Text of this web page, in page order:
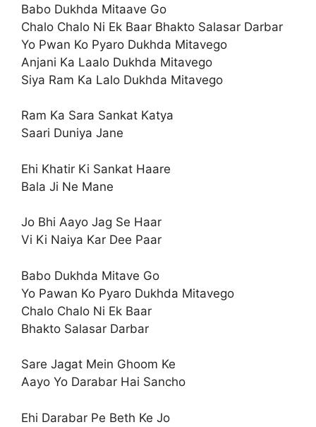
Babo Dukhda Mitaave Go
Chalo Chalo Ni Ek Baar Bhakto Salasar Darbar
Yo Pwan Ko Pyaro Dukhda Mitavego
Anjani Ka Laalo Dukhda Mitavego
Siya Ram Ka Lalo Dukhda Mitavego
Ram Ka Sara Sankat Katya
Saari Duniya Jane
Ehi Khatir Ki Sankat Haare
Bala Ji Ne Mane
Jo Bhi Aayo Jag Se Haar
Vi Ki Naiya Kar Dee Paar
Babo Dukhda Mitave Go
Yo Pawan Ko Pyaro Dukhda Mitavego
Chalo Chalo Ni Ek Baar
Bhakto Salasar Darbar
Sare Jagat Mein Ghoom Ke
Aayo Yo Darabar Hai Sancho
Ehi Darabar Pe Beth Ke Jo